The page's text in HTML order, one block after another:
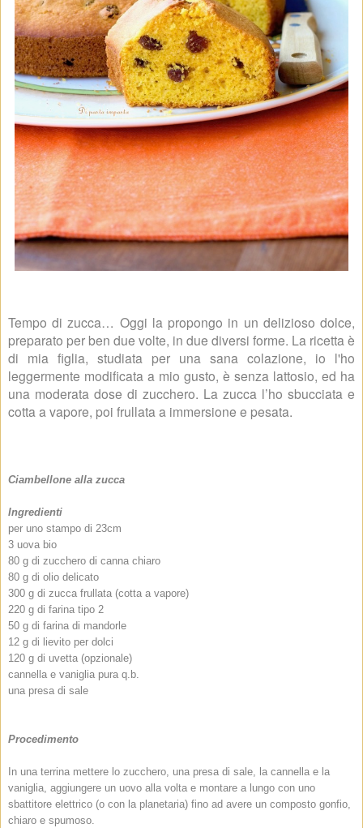
Tempo di zucca… Oggi la propongo in un delizioso dolce,
preparato per ben due volte, in due diversi forme. La ricetta è
di mia figlia, studiata per una sana colazione, io l'ho
leggermente modificata a mio gusto, è senza lattosio, ed ha
una moderata dose di zucchero. La zucca l’ho sbucciata e
cotta a vapore, poi frullata a immersione e pesata.
Ciambellone alla zucca
Ingredienti
per uno stampo di 23cm
3 uova bio
80 g di zucchero di canna chiaro
80 g di olio delicato
300 g di zucca frullata (cotta a vapore)
220 g di farina tipo 2
50 g di farina di mandorle
12 g di lievito per dolci
120 g di uvetta (opzionale)
cannella e vaniglia pura q.b.
una presa di sale
Procedimento
In una terrina mettere lo zucchero, una presa di sale, la cannella e la
vaniglia, aggiungere un uovo alla volta e montare a lungo con uno
sbattitore elettrico (o con la planetaria) fino ad avere un composto gonfio,
chiaro e spumoso.